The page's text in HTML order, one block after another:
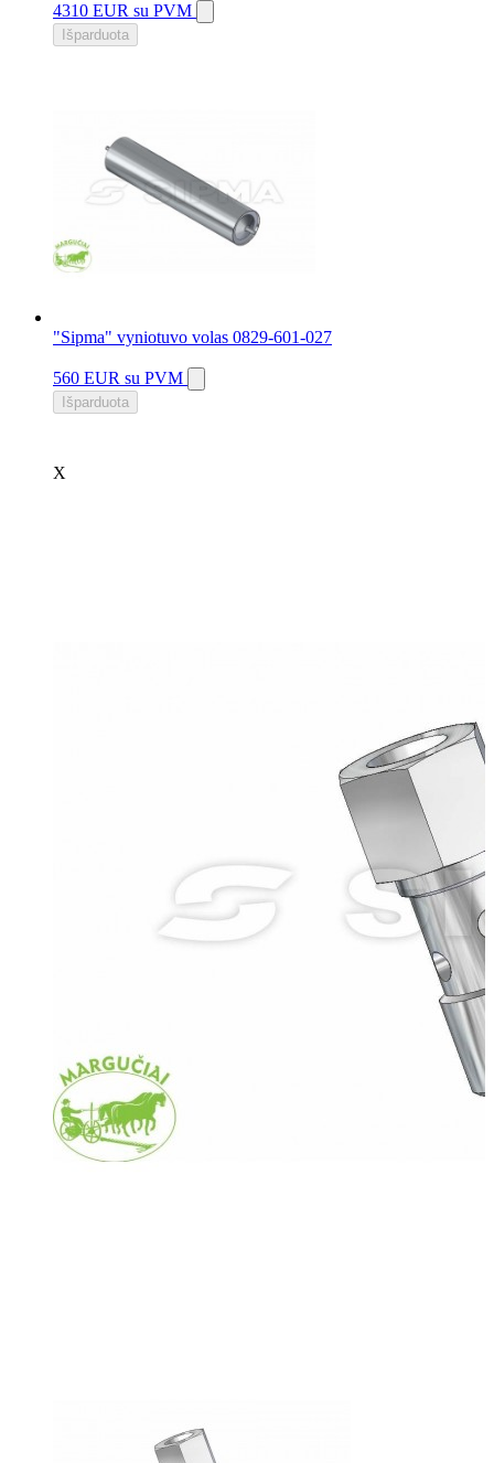
4310 EUR su PVM
Išparduota
"Sipma" vyniotuvo volas 0829-601-027
560 EUR su PVM
Išparduota
X